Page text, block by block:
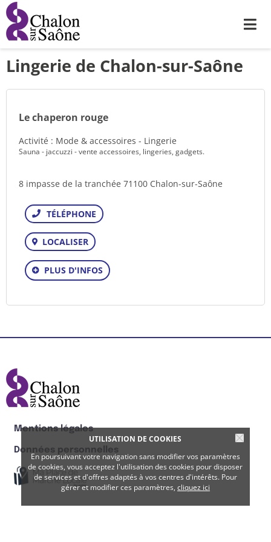
UTILISATION DE COOKIES
En poursuivant votre navigation sans modifier vos paramètres
de cookies, vous acceptez l'utilisation des cookies pour disposer
de services et d'offres adaptés à vos centres d'intérêts. Pour
gérer et modifier ces paramètres, cliquez ici
Lingerie de Chalon-sur-Saône
Le chaperon rouge
Activité : Mode & accessoires - Lingerie
Sauna - jaccuzzi - vente accessoires, lingeries, gadgets.
8 impasse de la tranchée 71100 Chalon-sur-Saône
Téléphone
LOCALISER
PLUS D'INFOS
Mentions légales
Données personnelles